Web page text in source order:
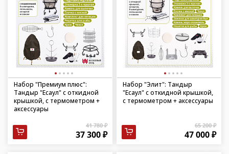
Набор "Премиум плюс":
Тандыр "Есаул" с откидной
крышкой, с термометром +
аксессуары
41 780 ₽
37 300 ₽
Набор "Элит": Тандыр
"Есаул" с откидной крышкой,
с термометром + аксессуары
65 200 ₽
47 000 ₽